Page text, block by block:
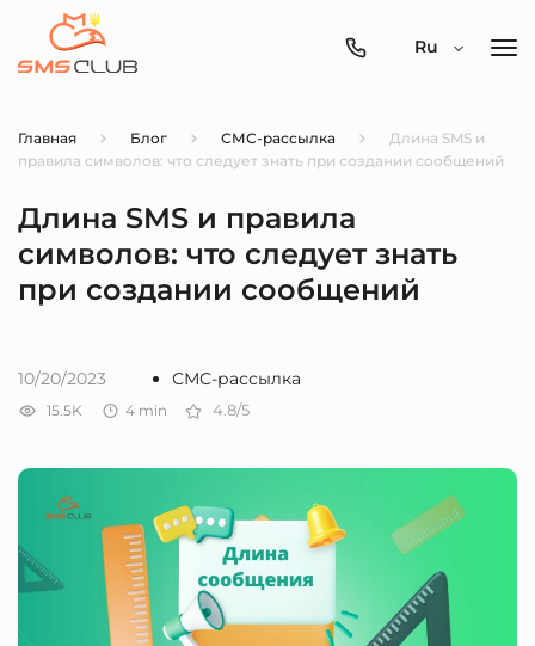
0800-
Ru
Главная Блог СМС-рассылка
Длина SMS и
правила символов: что следует знать при создании сообщений
Длина SMS и правила
символов: что следует знать
при создании сообщений
10/20/2023 СМС-рассылка
15.5K 4 min 4.8/5